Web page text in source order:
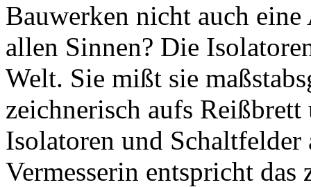
Bauwerken nicht auch
allen Sinnen? Die
Welt. Sie mißt sie
zeichnerisch aufs
Isolatoren und Schaltfelder
Vermesserin entspricht